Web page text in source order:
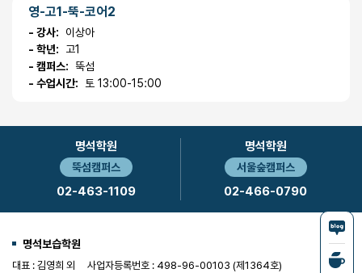
영-고1-뚝-코어2
- 강사:
이상아
- 학년:
고1
- 캠퍼스:
뚝섬
- 수업시간:
토 13:00-15:00
명석학원
뚝섬캠퍼스
02-463-1109
명석학원
서울숲캠퍼스
02-466-0790
명석보습학원
대표 : 김영희 외 사업자등록번호 : 498-96-00103 (제1364호)